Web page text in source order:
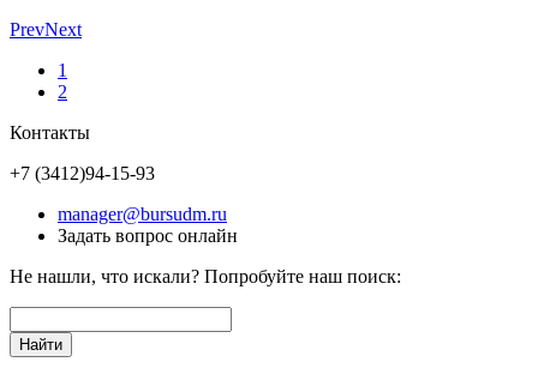
PrevNext
1
2
Контакты
+7 (3412)94-15-93
manager@bursudm.ru
Задать вопрос онлайн
Не нашли, что искали? Попробуйте наш поиск: